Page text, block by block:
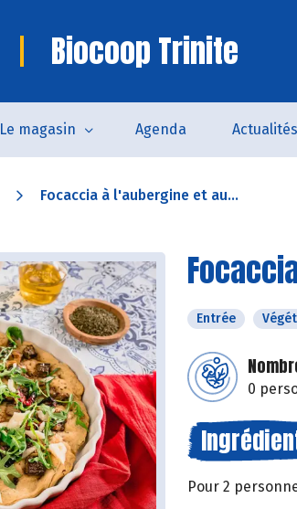
Biocoop Trinite
Le magasin Agenda Actualités
Focaccia à l'aubergine et au...
Entrée
0
Pour 2